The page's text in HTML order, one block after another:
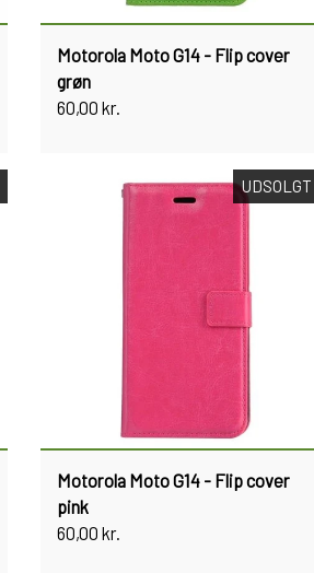
Motorola Moto G14 - Flip cover
grøn
60,00 kr.
UDSOLGT
Motorola Moto G14 - Flip cover
pink
60,00 kr.